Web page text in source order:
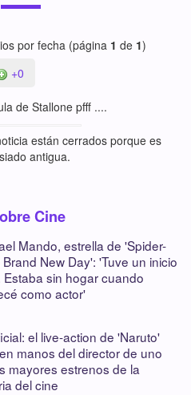
por fecha (página 1 de 1)
+0
de Stallone pfff ....
están cerrados porque es
antigua.
Cine
Mando, estrella de 'Spider-
Brand New Day': 'Tuve un inicio
Estaba sin hogar cuando
como actor'
el live-action de 'Naruto'
manos del director de uno
mayores estrenos de la
del cine